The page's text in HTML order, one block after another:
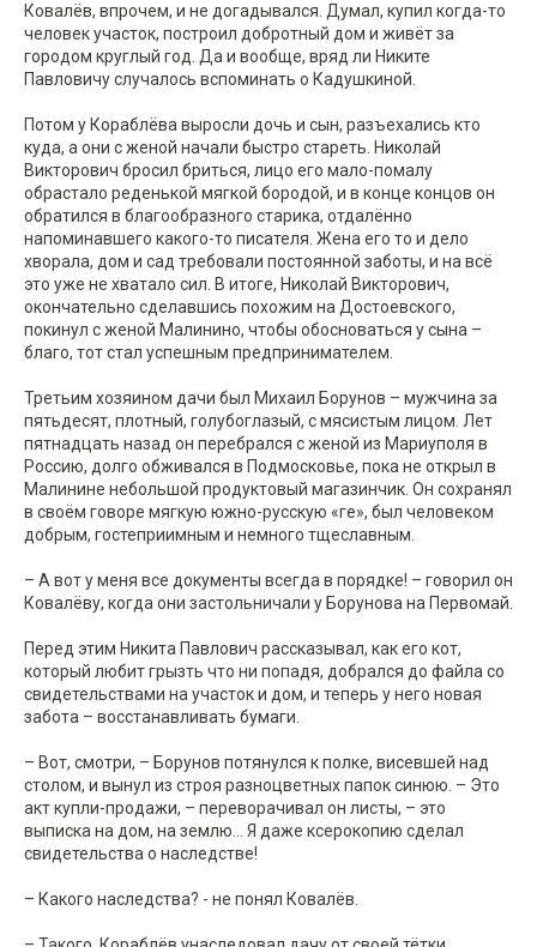
Ковалёв, впрочем, и не догадывался. Думал, купил когда-то
человек участок, построил добротный дом и живёт за
городом круглый год. Да и вообще, вряд ли Никите
Павловичу случалось вспоминать о Кадушкиной.
Потом у Кораблёва выросли дочь и сын, разъехались кто
куда, а они с женой начали быстро стареть. Николай
Викторович бросил бриться, лицо его мало-помалу
обрастало реденькой мягкой бородой, и в конце концов он
обратился в благообразного старика, отдалённо
напоминавшего какого-то писателя. Жена его то и дело
хворала, дом и сад требовали постоянной заботы, и на всё
это уже не хватало сил. В итоге, Николай Викторович,
окончательно сделавшись похожим на Достоевского,
покинул с женой Малинино, чтобы обосноваться у сына –
благо, тот стал успешным предпринимателем.
Третьим хозяином дачи был Михаил Борунов – мужчина за
пятьдесят, плотный, голубоглазый, с мясистым лицом. Лет
пятнадцать назад он перебрался с женой из Мариуполя в
Россию, долго обживался в Подмосковье, пока не открыл в
Малинине небольшой продуктовый магазинчик. Он сохранял
в своём говоре мягкую южно-русскую «ге», был человеком
добрым, гостеприимным и немного тщеславным.
– А вот у меня все документы всегда в порядке! – говорил он
Ковалёву, когда они застольничали у Борунова на Первомай.
Перед этим Никита Павлович рассказывал, как его кот,
который любит грызть что ни попадя, добрался до файла со
свидетельствами на участок и дом, и теперь у него новая
забота – восстанавливать бумаги.
– Вот, смотри, – Борунов потянулся к полке, висевшей над
столом, и вынул из строя разноцветных папок синюю. – Это
акт купли-продажи, – переворачивал он листы, – это
выписка на дом, на землю... Я даже ксерокопию сделал
свидетельства о наследстве!
– Какого наследства? - не понял Ковалёв.